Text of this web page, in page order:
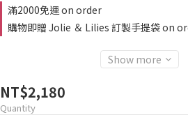
滿2000免運 on order
購物即贈 Jolie ＆ Lilies 訂製手提袋 on
Show more
NT$2,180
Quantity